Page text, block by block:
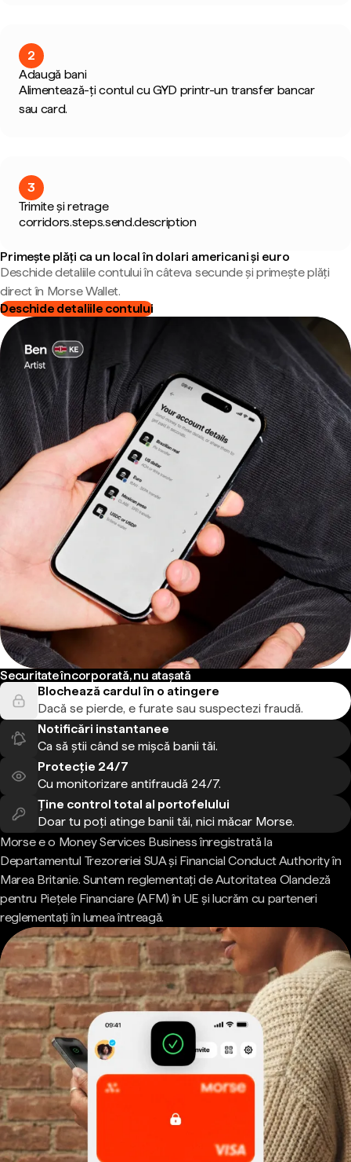
2
Adaugă bani
Alimentează-ți contul cu GYD printr-un transfer bancar
sau card.
3
Trimite și retrage
corridors.steps.send.description
Primește plăți ca un local în dolari americani și euro
Deschide detaliile contului în câteva secunde și primește plăți
direct în Morse Wallet.
Deschide detaliile contului
Securitate încorporată, nu atașată
Blochează cardul în o atingere
Dacă se pierde, e furate sau suspectezi fraudă.
Notificări instantanee
Ca să știi când se mișcă banii tăi.
Protecție 24/7
Cu monitorizare antifraudă 24/7.
Ține control total al portofelului
Doar tu poți atinge banii tăi, nici măcar Morse.
Morse e o Money Services Business înregistrată la
Departamentul Trezoreriei SUA și Financial Conduct Authority în
Marea Britanie. Suntem reglementați de Autoritatea Olandeză
pentru Piețele Financiare (AFM) în UE și lucrăm cu parteneri
reglementați în lumea întreagă.